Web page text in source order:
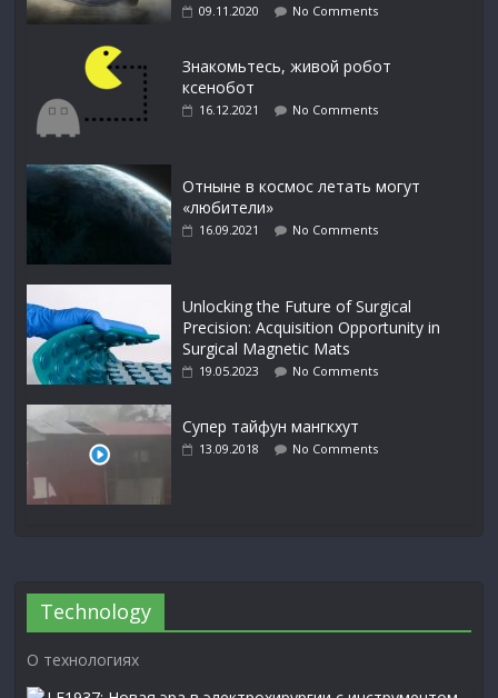
09.11.2020 No Comments
Знакомьтесь, живой робот
ксенобот
16.12.2021 No Comments
Отныне в космос летать могут
«любители»
16.09.2021 No Comments
Unlocking the Future of Surgical
Precision: Acquisition Opportunity in
Surgical Magnetic Mats
19.05.2023 No Comments
Cупер тайфун мангкхут
13.09.2018 No Comments
Technology
О технологиях